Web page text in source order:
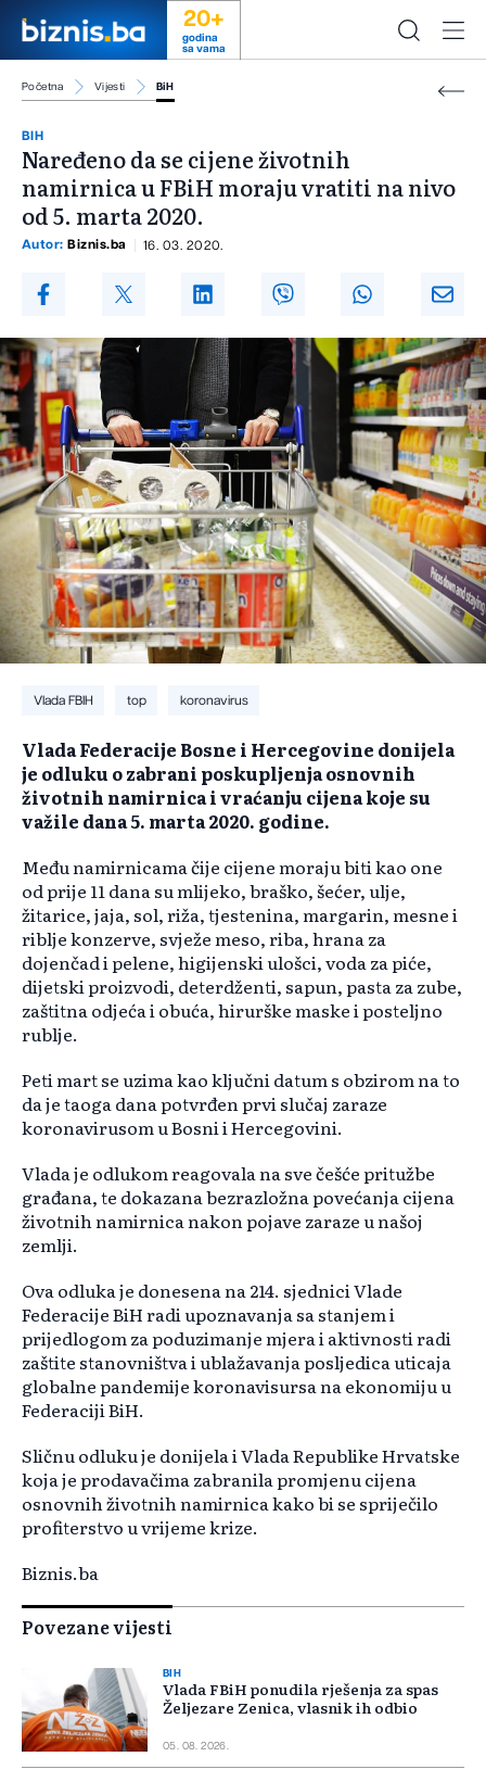
20+
godina
sa vama
Početna Vijesti BiH
BIH
Naređeno da se cijene životnih
namirnica u FBiH moraju vratiti na nivo
od 5. marta 2020.
Autor: Biznis.ba 16. 03. 2020.
Vlada FBIH top koronavirus
Vlada Federacije Bosne i Hercegovine donijela
je odluku o zabrani poskupljenja osnovnih
životnih namirnica i vraćanju cijena koje su
važile dana 5. marta 2020. godine.
Među namirnicama čije cijene moraju biti kao one
od prije 11 dana su mlijeko, braško, šećer, ulje,
žitarice, jaja, sol, riža, tjestenina, margarin, mesne i
riblje konzerve, svježe meso, riba, hrana za
dojenčad i pelene, higijenski ulošci, voda za piće,
dijetski proizvodi, deterdženti, sapun, pasta za zube,
zaštitna odjeća i obuća, hirurške maske i posteljno
rublje.
Peti mart se uzima kao ključni datum s obzirom na to
da je taoga dana potvrđen prvi slučaj zaraze
koronavirusom u Bosni i Hercegovini.
Vlada je odlukom reagovala na sve češće pritužbe
građana, te dokazana bezrazložna povećanja cijena
životnih namirnica nakon pojave zaraze u našoj
zemlji.
Ova odluka je donesena na 214. sjednici Vlade
Federacije BiH radi upoznavanja sa stanjem i
prijedlogom za poduzimanje mjera i aktivnosti radi
zaštite stanovništva i ublažavanja posljedica uticaja
globalne pandemije koronavisursa na ekonomiju u
Federaciji BiH.
Sličnu odluku je donijela i Vlada Republike Hrvatske
koja je prodavačima zabranila promjenu cijena
osnovnih životnih namirnica kako bi se spriječilo
profiterstvo u vrijeme krize.
Biznis.ba
Povezane vijesti
BIH
Vlada FBiH ponudila rješenja za spas
Željezare Zenica, vlasnik ih odbio
05. 08. 2026.